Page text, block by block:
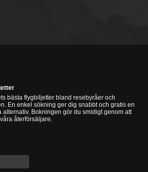
bästa flygbiljetter bland resebyråer och
En enkel sökning ger dig snabbt och gratis en
alternativ. Bokningen gör du smidigt genom att
återförsäljare.